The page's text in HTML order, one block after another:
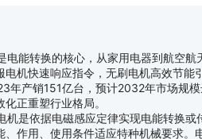
能转换的核心，从家用电器到航空航
电机快速响应指令，无刷电机高效节能
年产销151亿台，预计2032年市场规
化正重塑行业格局。
是依据电磁感应定律实现电能转换或
、作用、使用条件适应特种机械要求。